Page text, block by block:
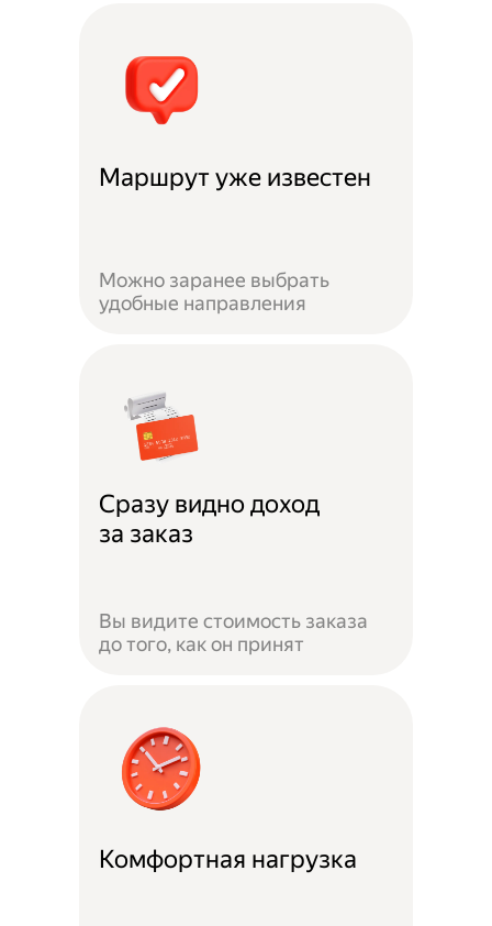
Маршрут уже известен
Можно заранее выбрать
удобные направления
Сразу видно доход
за заказ
Вы видите стоимость заказа
до того, как он принят
Комфортная нагрузка